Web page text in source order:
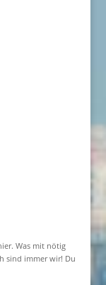
Was mit nötig
sind immer wir! Du